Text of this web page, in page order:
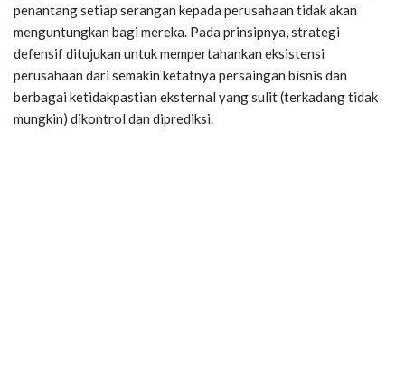
penantang setiap serangan kepada perusahaan tidak akan
menguntungkan bagi mereka. Pada prinsipnya, strategi
defensif ditujukan untuk mempertahankan eksistensi
perusahaan dari semakin ketatnya persaingan bisnis dan
berbagai ketidakpastian eksternal yang sulit (terkadang tidak
mungkin) dikontrol dan diprediksi.